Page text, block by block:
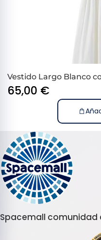
Vestido Largo Blanco
65,00 €
Spacemall comunidad